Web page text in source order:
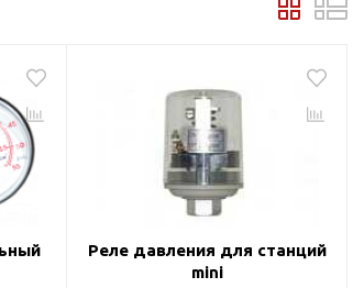
Реле давления для станций
mini